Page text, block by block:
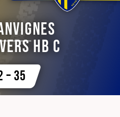
HB C
– 35